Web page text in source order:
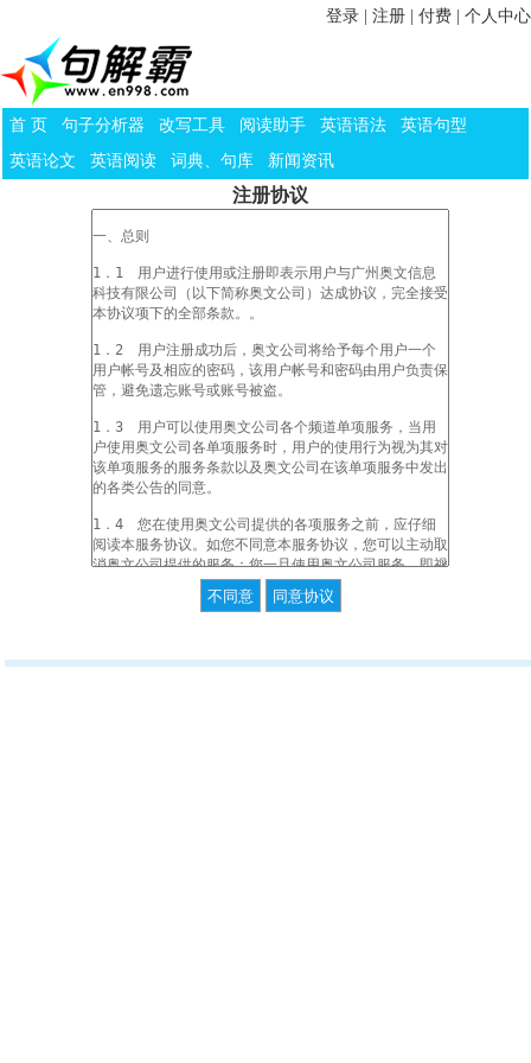
登录 注册 付费 个人中心
首 页 句子分析器 改写工具 阅读助手 英语语法
英语句型
英语论文
英语阅读 词典、句库 新闻资讯
注册协议